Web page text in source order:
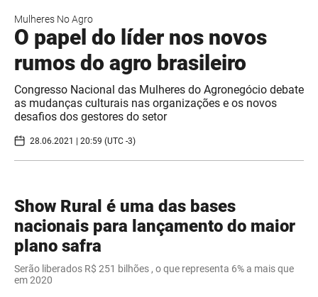
Mulheres No Agro
O papel do líder nos novos
rumos do agro brasileiro
Congresso Nacional das Mulheres do Agronegócio debate
as mudanças culturais nas organizações e os novos
desafios dos gestores do setor
28.06.2021 | 20:59 (UTC -3)
Show Rural é uma das bases
nacionais para lançamento do maior
plano safra
Serão liberados R$ 251 bilhões , o que representa 6% a mais que
em 2020